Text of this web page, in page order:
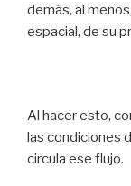
demás, al
espacial, de su
Al hacer esto,
las condiciones
circula ese flujo.